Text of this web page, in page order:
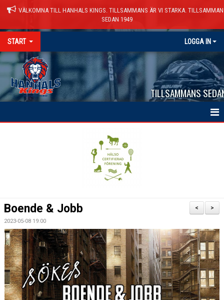
VÄLKOMNA TILL HANHALS KINGS. TILLSAMMANS ÄR VI STARKA.
SEDAN 1949
START LOGGA IN
TILLSAMMANS
MATCHER
CAMPER
CUPER
CAFÉET
>
<
Boende & Jobb
2023-05-08 19:00